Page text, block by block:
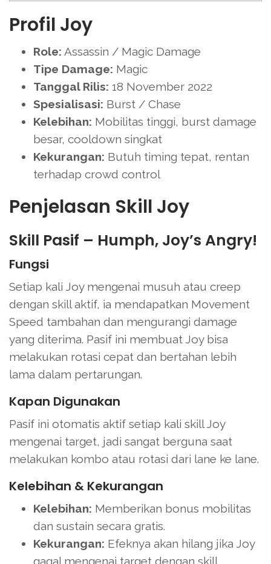
Profil Joy
Role: Assassin / Magic Damage
Tipe Damage: Magic
Tanggal Rilis: 18 November 2022
Spesialisasi: Burst / Chase
Kelebihan: Mobilitas tinggi, burst damage
besar, cooldown singkat
Kekurangan: Butuh timing tepat, rentan
terhadap crowd control
Penjelasan Skill Joy
Skill Pasif – Humph, Joy’s Angry!
Fungsi
Setiap kali Joy mengenai musuh atau creep
dengan skill aktif, ia mendapatkan Movement
Speed tambahan dan mengurangi damage
yang diterima. Pasif ini membuat Joy bisa
melakukan rotasi cepat dan bertahan lebih
lama dalam pertarungan.
Kapan Digunakan
Pasif ini otomatis aktif setiap kali skill Joy
mengenai target, jadi sangat berguna saat
melakukan kombo atau rotasi dari lane ke lane.
Kelebihan & Kekurangan
Kelebihan: Memberikan bonus mobilitas
dan sustain secara gratis.
Kekurangan: Efeknya akan hilang jika Joy
gagal mengenai target dengan skill.